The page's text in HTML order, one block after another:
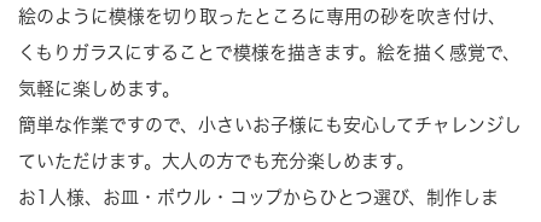
絵のように模様を切り取ったところに専用の砂を吹き付け、
くもりガラスにすることで模様を描きます。絵を描く感覚で、
気軽に楽しめます。
簡単な作業ですので、小さいお子様にも安心してチャレンジし
ていただけます。大人の方でも充分楽しめます。
お1人様、お皿・ボウル・コップからひとつ選び、制作しま